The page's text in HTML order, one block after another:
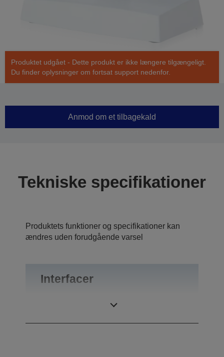
Produktet udgået - Dette produkt er ikke længere tilgængeligt.
Du finder oplysninger om fortsat support nedenfor.
Anmod om et tilbagekald
Tekniske specifikationer
Produktets funktioner og specifikationer kan
ændres uden forudgående varsel
Interfacer